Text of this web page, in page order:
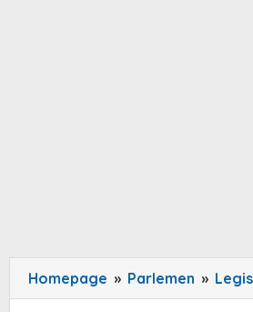
Homepage » Parlemen »